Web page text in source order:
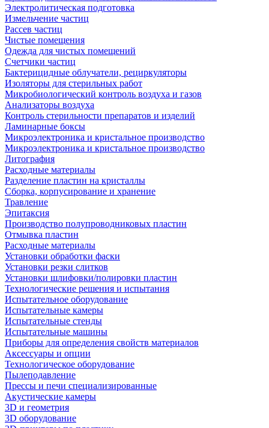
Электролитическая подготовка
Измельчение частиц
Рассев частиц
Чистые помещения
Одежда для чистых помещений
Счетчики частиц
Бактерицидные облучатели, рециркуляторы
Изоляторы для стерильных работ
Микробиологический контроль воздуха и газов
Анализаторы воздуха
Контроль стерильности препаратов и изделий
Ламинарные боксы
Микроэлектроника и кристальное производство
Микроэлектроника и кристальное производство
Литография
Расходные материалы
Разделение пластин на кристаллы
Сборка, корпусирование и хранение
Травление
Эпитаксия
Производство полупроводниковых пластин
Отмывка пластин
Расходные материалы
Установки обработки фаски
Установки резки слитков
Установки шлифовки/полировки пластин
Технологические решения и испытания
Испытательное оборудование
Испытательные камеры
Испытательные стенды
Испытательные машины
Приборы для определения свойств материалов
Аксессуары и опции
Технологическое оборудование
Пылеподавление
Прессы и печи специализированные
Акустические камеры
3D и геометрия
3D оборудование